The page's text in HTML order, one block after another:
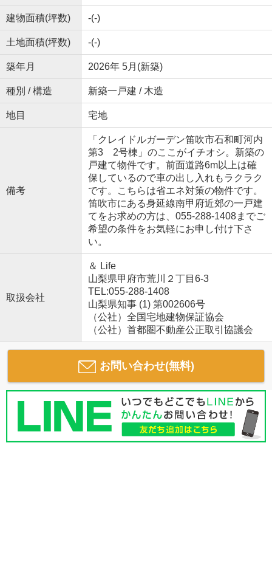
建物面積(坪数) -(-)
土地面積(坪数) -(-)
築年月 2026年 5月(新築)
種別 / 構造 新築一戸建 / 木造
地目 宅地
備考
「クレイドルガーデン笛吹市石和町河内
第3 2号棟」のここがイチオシ。新築の
戸建て物件です。前面道路6m以上は確
保しているので車の出し入れもラクラク
です。こちらは省エネ対策の物件です。
笛吹市にある身延線南甲府近郊の一戸建
てをお求めの方は、055-288-1408までご
希望の条件をお気軽にお申し付け下さ
い。
取扱会社
＆ Life
山梨県甲府市荒川２丁目6-3
TEL:055-288-1408
山梨県知事 (1) 第002606号
（公社）全国宅地建物保証協会
（公社）首都圏不動産公正取引協議会
お問い合わせ(無料)